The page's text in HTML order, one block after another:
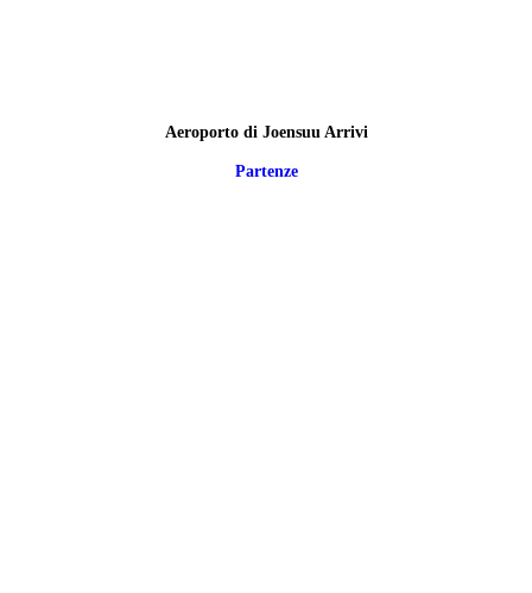
Aeroporto di Joensuu Arrivi
Partenze